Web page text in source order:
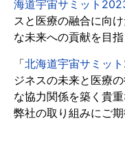
海道宇宙サミット
スと医療の融合に向
な未来への貢献を目指
「北海道宇宙サミッ
ジネスの未来と医療
な協力関係を築く貴
弊社の取り組みにご期